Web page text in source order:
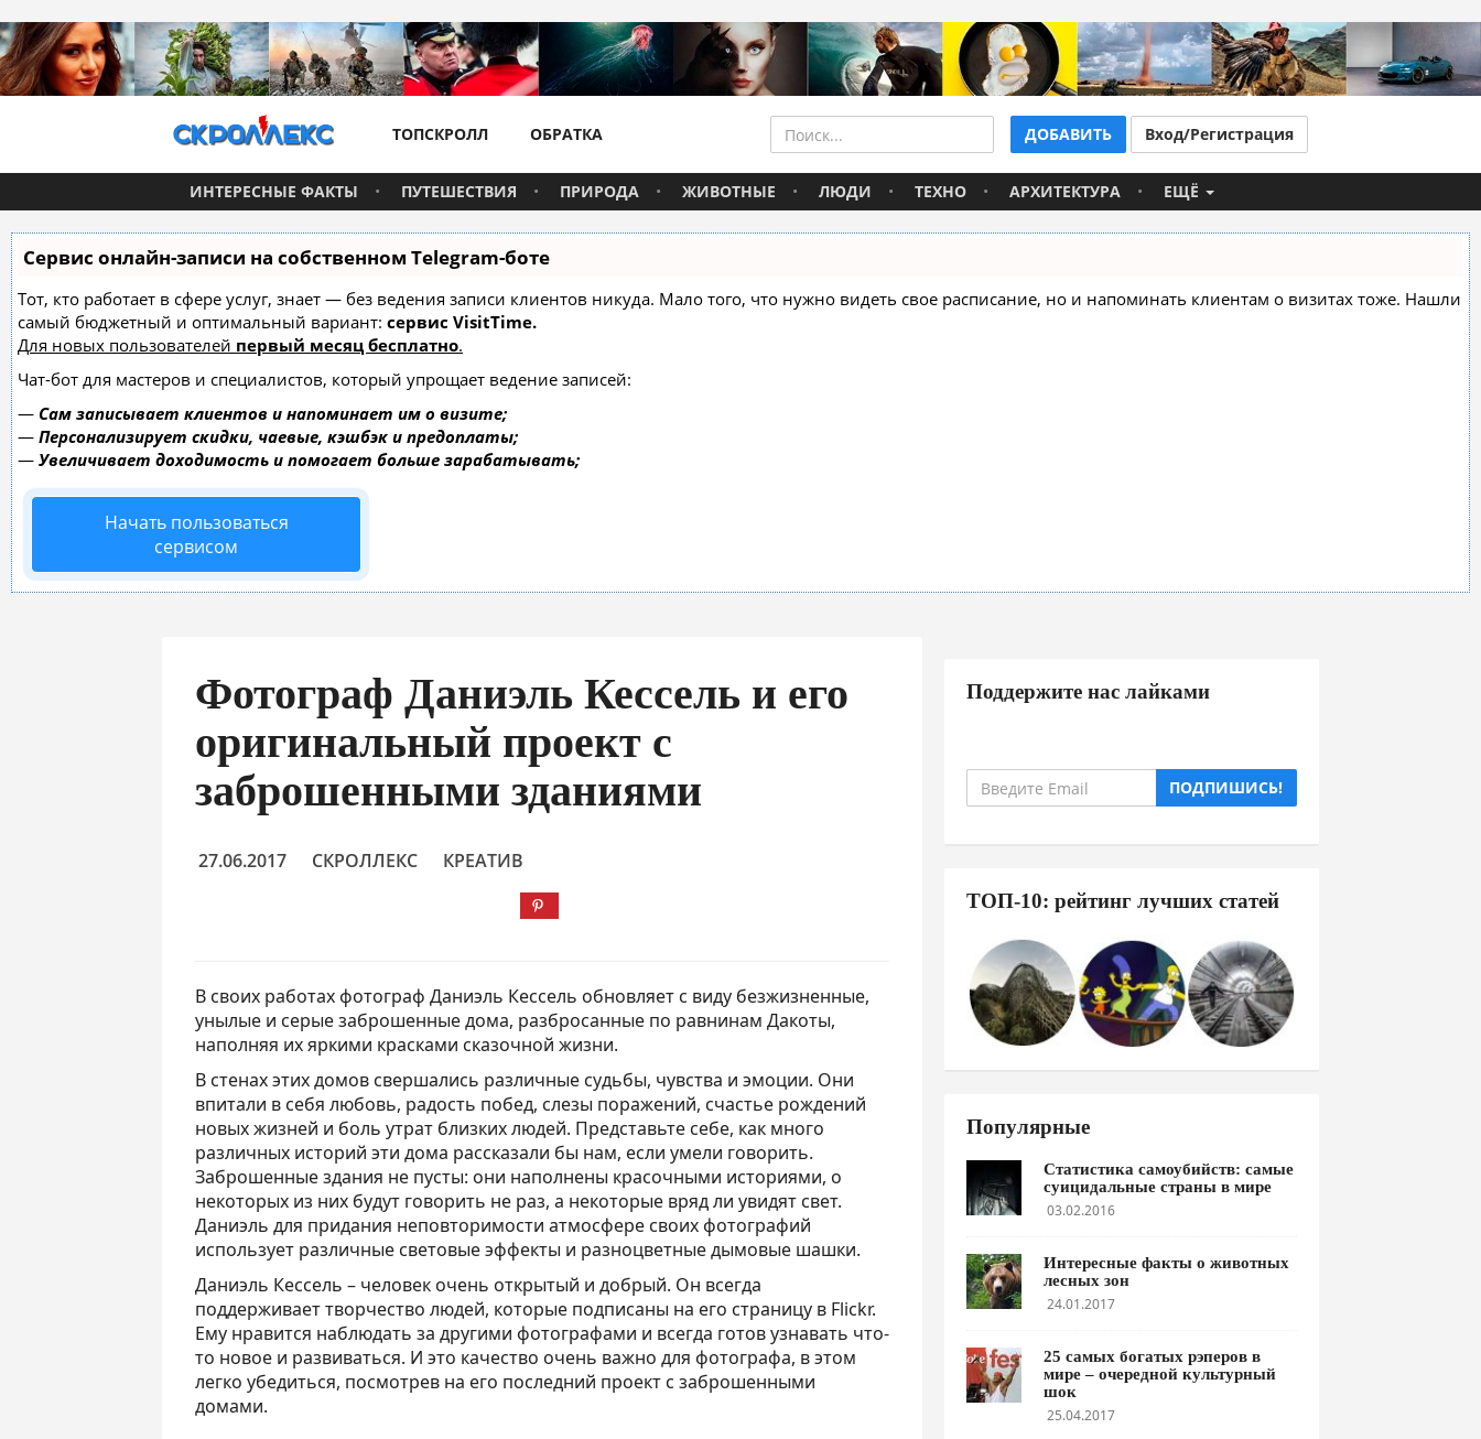
ДОБАВИТЬ Вход/Регистрация
ТОПСКРОЛЛ ОБРАТКА
ИНТЕРЕСНЫЕ ФАКТЫ ПУТЕШЕСТВИЯ ПРИРОДА ЖИВОТНЫЕ ЛЮДИ ТЕХНО АРХИТЕКТУРА ЕЩЁ
Сервис онлайн-записи на собственном Telegram-боте
Тот, кто работает в сфере услуг, знает — без ведения записи клиентов никуда. Мало того, что нужно видеть свое расписание, но и напоминать клиентам о визитах тоже. Нашли
самый бюджетный и оптимальный вариант: сервис VisitTime.
Для новых пользователей первый месяц бесплатно.
Чат-бот для мастеров и специалистов, который упрощает ведение записей:
— Сам записывает клиентов и напоминает им о визите;
— Персонализирует скидки, чаевые, кэшбэк и предоплаты;
— Увеличивает доходимость и помогает больше зарабатывать;
Начать пользоваться
сервисом
Фотограф Даниэль Кессель и его
оригинальный проект с
заброшенными зданиями
27.06.2017 СКРОЛЛЕКС КРЕАТИВ
В своих работах фотограф Даниэль Кессель обновляет с виду безжизненные,
унылые и серые заброшенные дома, разбросанные по равнинам Дакоты,
наполняя их яркими красками сказочной жизни.
В стенах этих домов свершались различные судьбы, чувства и эмоции. Они
впитали в себя любовь, радость побед, слезы поражений, счастье рождений
новых жизней и боль утрат близких людей. Представьте себе, как много
различных историй эти дома рассказали бы нам, если умели говорить.
Заброшенные здания не пусты: они наполнены красочными историями, о
некоторых из них будут говорить не раз, а некоторые вряд ли увидят свет.
Даниэль для придания неповторимости атмосфере своих фотографий
использует различные световые эффекты и разноцветные дымовые шашки.
Даниэль Кессель – человек очень открытый и добрый. Он всегда
поддерживает творчество людей, которые подписаны на его страницу в Flickr.
Ему нравится наблюдать за другими фотографами и всегда готов узнавать что-
то новое и развиваться. И это качество очень важно для фотографа, в этом
легко убедиться, посмотрев на его последний проект с заброшенными
домами.
Поддержите нас лайками
ПОДПИШИСЬ!
ТОП-10: рейтинг лучших статей
Популярные
Статистика самоубийств: самые
суицидальные страны в мире
03.02.2016
Интересные факты о животных
лесных зон
24.01.2017
25 самых богатых рэперов в
мире – очередной культурный
шок
25.04.2017